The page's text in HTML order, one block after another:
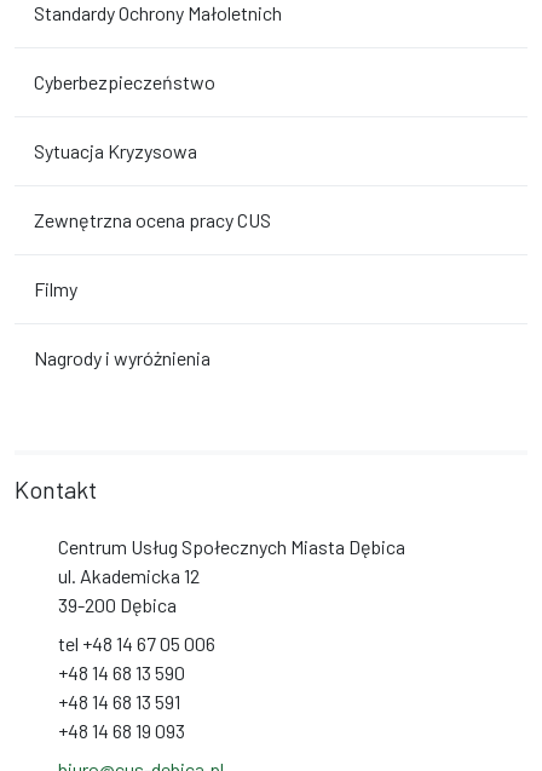
Standardy Ochrony Małoletnich
Cyberbezpieczeństwo
Sytuacja Kryzysowa
Zewnętrzna ocena pracy CUS
Filmy
Nagrody i wyróżnienia
Kontakt
Centrum Usług Społecznych Miasta Dębica
ul. Akademicka 12
39-200 Dębica
tel +48 14 67 05 006
+48 14 68 13 590
+48 14 68 13 591
+48 14 68 19 093